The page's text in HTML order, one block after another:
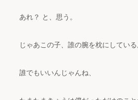
あれ？ と、思う。
じゃあこの子、誰の腕を枕にしている
誰でもいいんじゃんね、